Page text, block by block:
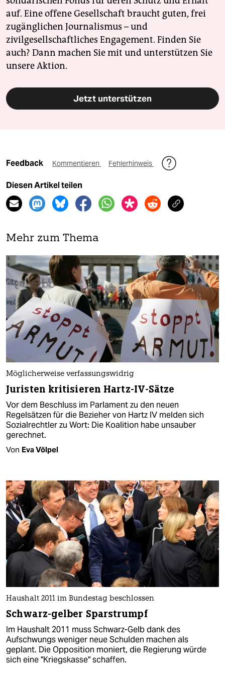
auf. Eine offene Gesellschaft braucht guten, frei
zugänglichen Journalismus – und
zivilgesellschaftliches Engagement. Finden Sie
auch? Dann machen Sie mit und unterstützen Sie
unsere Aktion.
Jetzt unterstützen
Feedback Kommentieren Fehlerhinweis
Diesen Artikel teilen
Mehr zum Thema
Möglicherweise verfassungswidrig
Juristen kritisieren Hartz-IV-Sätze
Vor dem Beschluss im Parlament zu den neuen
Regelsätzen für die Bezieher von Hartz IV melden sich
Sozialrechtler zu Wort: Die Koalition habe unsauber
gerechnet.
Von Eva Völpel
Haushalt 2011 im Bundestag beschlossen
Schwarz-gelber Sparstrumpf
Im Haushalt 2011 muss Schwarz-Gelb dank des
Aufschwungs weniger neue Schulden machen als
geplant. Die Opposition moniert, die Regierung würde
sich eine "Kriegskasse" schaffen.